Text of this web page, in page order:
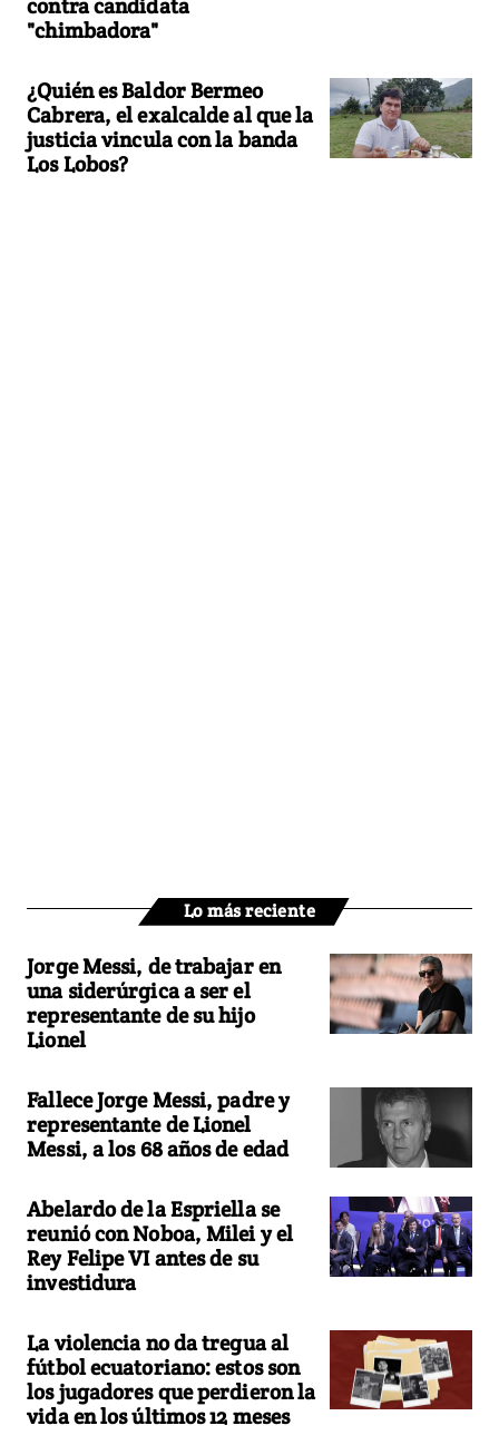
"chimbadora"
¿Quién es Baldor Bermeo
Cabrera, el exalcalde al que la
justicia vincula con la banda
Los Lobos?
Lo más reciente
Jorge Messi, de trabajar en
una siderúrgica a ser el
representante de su hijo
Lionel
Fallece Jorge Messi, padre y
representante de Lionel
Messi, a los 68 años de edad
Abelardo de la Espriella se
reunió con Noboa, Milei y el
Rey Felipe VI antes de su
investidura
La violencia no da tregua al
fútbol ecuatoriano: estos son
los jugadores que perdieron la
vida en los últimos 12 meses